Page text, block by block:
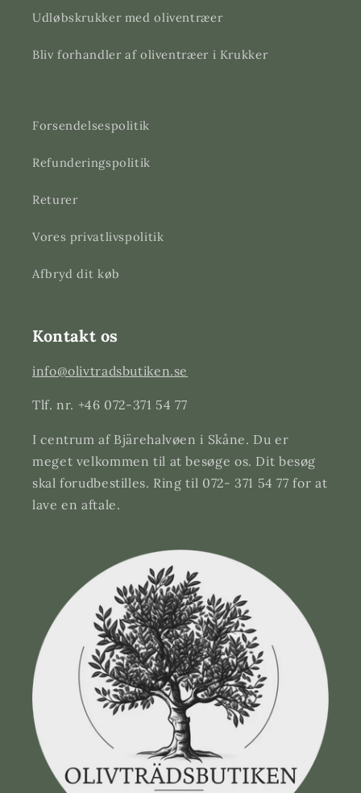
Udløbskrukker med oliventræer
Bliv forhandler af oliventræer i Krukker
Forsendelsespolitik
Refunderingspolitik
Returer
Vores privatlivspolitik
Afbryd dit køb
Kontakt os
info@olivtradsbutiken.se
Tlf. nr. +46 072-371 54 77
I centrum af Bjärehalvøen i Skåne. Du er
meget velkommen til at besøge os. Dit besøg
skal forudbestilles. Ring til 072- 371 54 77 for at
lave en aftale.